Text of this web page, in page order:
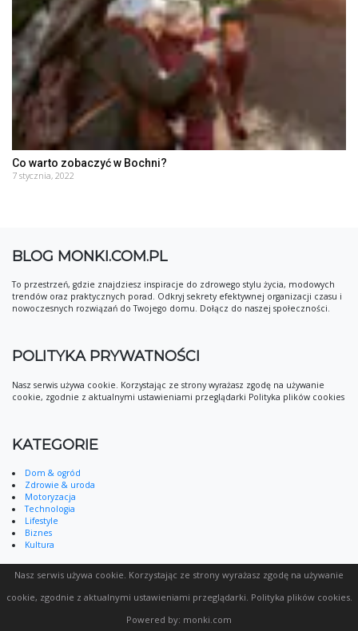
Co warto zobaczyć w Bochni?
7 stycznia, 2022
BLOG MONKI.COM.PL
To przestrzeń, gdzie znajdziesz inspiracje do zdrowego stylu życia, modowych
trendów oraz praktycznych porad. Odkryj sekrety efektywnej organizacji czasu i
nowoczesnych rozwiązań do Twojego domu. Dołącz do naszej społeczności.
POLITYKA PRYWATNOŚCI
Nasz serwis używa cookie. Korzystając ze strony wyrażasz zgodę na używanie
cookie, zgodnie z aktualnymi ustawieniami przeglądarki Polityka plików cookies
KATEGORIE
Dom & ogród
Zdrowie & uroda
Motoryzacja
Technologia
Lifestyle
Biznes
Kultura
Nasz serwis używa cookie. Korzystając ze strony wyrażasz zgodę na używanie
cookie, zgodnie z aktualnymi ustawieniami przeglądarki. Polityka plików cookies.
Powered by: monki.com